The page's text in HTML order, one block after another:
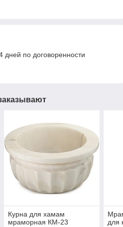
дней по договоренности
Курна для хамам
мраморная КМ-23
для